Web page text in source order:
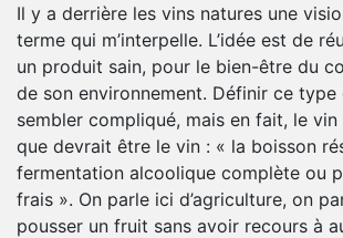
Il y a derrière les vins natures une
terme qui m’interpelle. L’idée est de
un produit sain, pour le bien-être du
de son environnement. Définir ce type
sembler compliqué, mais en fait, le vin
que devrait être le vin : « la boisson
fermentation alcoolique complète ou
frais ». On parle ici d’agriculture, on
pousser un fruit sans avoir recours à